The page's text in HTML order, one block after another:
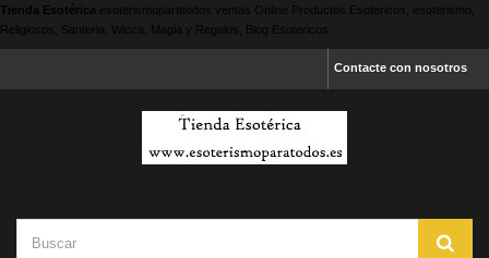
Tienda Esotérica esoterismoparatodos ventas Online Productos Esotericos, esoterismo,
Religiosos, Santeria, Wicca, Magia y Regalos, Blog Esotericos.
Contacte con nosotros